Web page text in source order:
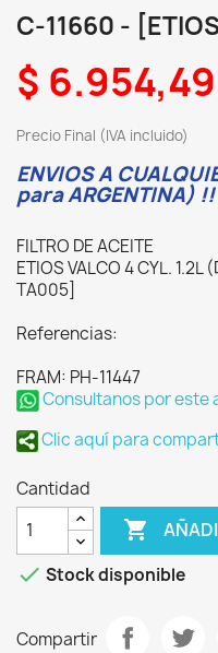
C-11660 -
$ 6.954,49
Precio Final (IVA incluido)
ENVIOS A
para ARGENTINA) !!
FILTRO DE ACEITE
ETIOS VALCO 4 CYL.
TA005]
Referencias:
FRAM: PH-11447
Consultanos por este
Clic aquí para
Cantidad

 Stock disponible
Compartir